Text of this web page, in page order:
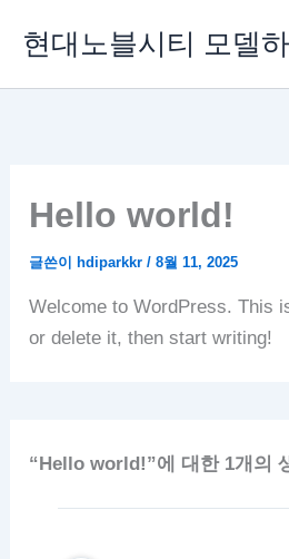
현대노블시티 모델
Hello world!
글쓴이hdiparkkr/8월 11, 2025
Welcome to WordPress. This
or delete it, then start writing!
“Hello world!”에 대한 1개의